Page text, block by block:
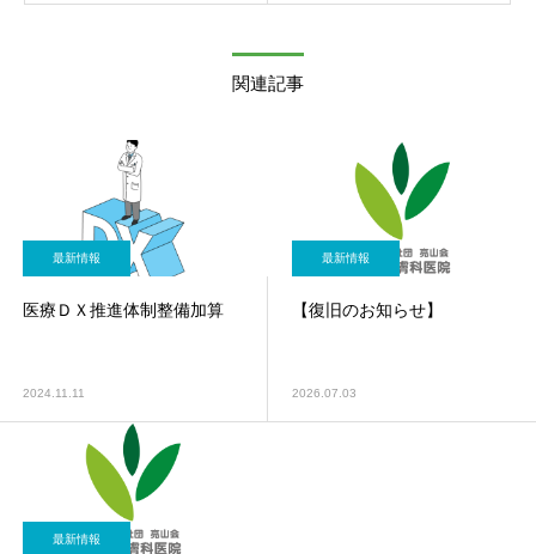
関連記事
最新情報
医療ＤＸ推進体制整備加算
2024.11.11
最新情報
【復旧のお知らせ】
2026.07.03
最新情報